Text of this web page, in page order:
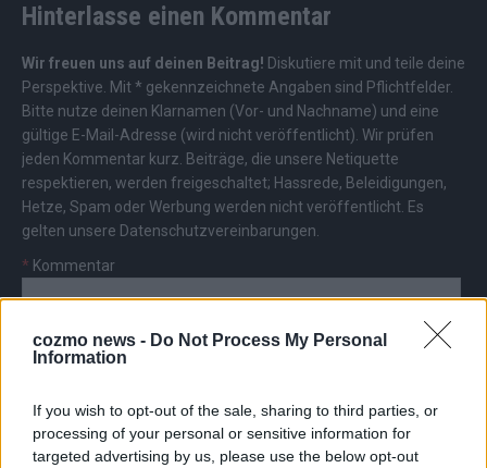
cozmo news - Do Not Process My Personal
Information
If you wish to opt-out of the sale, sharing to third parties, or
processing of your personal or sensitive information for
targeted advertising by us, please use the below opt-out
Hinterlasse einen Kommentar
Wir freuen uns auf deinen Beitrag! Diskutiere mit und teile deine
Perspektive. Mit * gekennzeichnete Angaben sind Pflichtfelder.
Bitte nutze deinen Klarnamen (Vor- und Nachname) und eine
gültige E-Mail-Adresse (wird nicht veröffentlicht). Wir prüfen
jeden Kommentar kurz. Beiträge, die unsere Netiquette
respektieren, werden freigeschaltet; Hassrede, Beleidigungen,
Hetze, Spam oder Werbung werden nicht veröffentlicht. Es
gelten unsere Datenschutzvereinbarungen
* Kommentar
Vor- und Nachname